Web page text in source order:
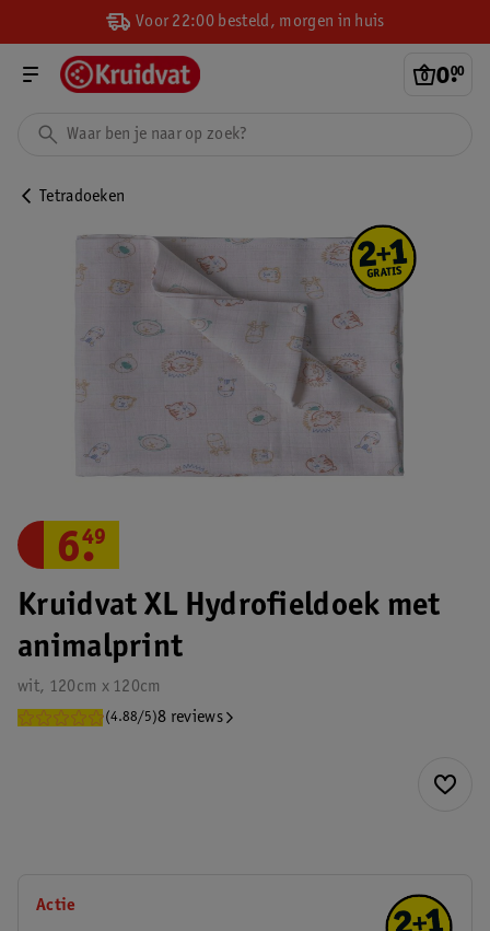
Voor 22:00 besteld, morgen in huis
0.
00
Tetradoeken
Kruidvat XL Hydrofieldoek met
animalprint
wit, 120cm x 120cm
(4.88/5)8 reviews
6.
49
Actie